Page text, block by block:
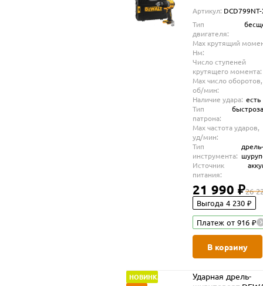
без АКБ и ЗУ, в
TSTAK
Артикул:
Тип
двигателя:
Max крутящий
Нм:
Число ступеней
крутящего момента:
Max число оборотов,
об/мин:
Наличие удара: есть
Тип
патрона:
Max частота ударов,
уд/мин:
Тип
инструмента:
дрель-
Источник
питания:
21 990 ₽26
Выгода 4 230 ₽
Платеж от 916 ₽
В корзину
НОВИНКА
Ударная дрель-